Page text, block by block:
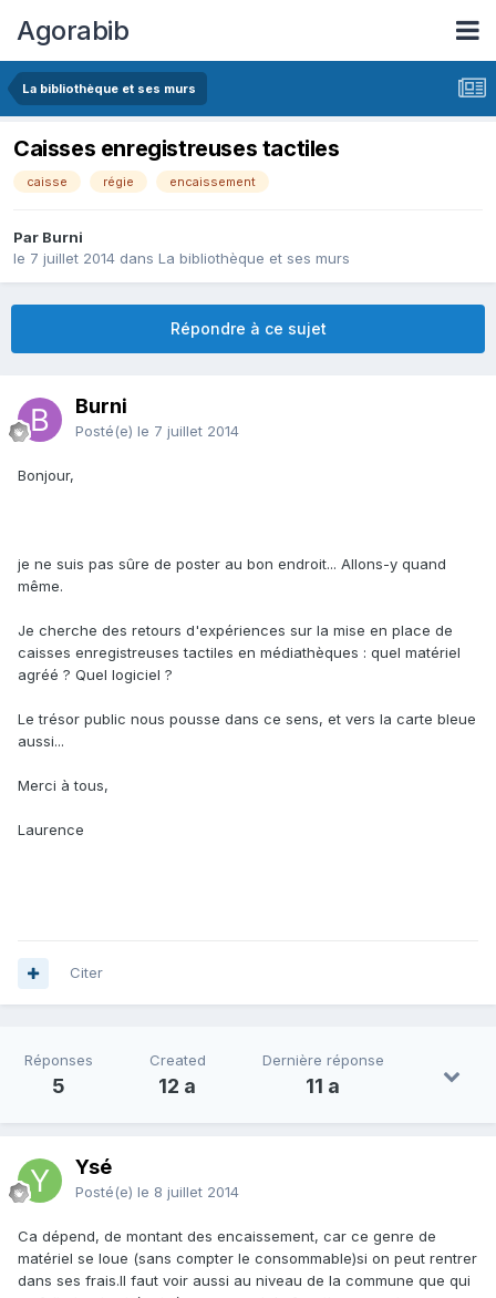
Agorabib
La bibliothèque et ses murs
Caisses enregistreuses tactiles
caisse régie encaissement
Par Burni
le 7 juillet 2014 dans La bibliothèque et ses murs
Répondre à ce sujet
Burni
Posté(e) le 7 juillet 2014
Bonjour,
je ne suis pas sûre de poster au bon endroit... Allons-y quand
même.
Je cherche des retours d'expériences sur la mise en place de
caisses enregistreuses tactiles en médiathèques : quel matériel
agréé ? Quel logiciel ?
Le trésor public nous pousse dans ce sens, et vers la carte bleue
aussi...
Merci à tous,
Laurence
Citer
Réponses
5
Created
12 a
Dernière réponse
11 a
Ysé
Posté(e) le 8 juillet 2014
Ca dépend, de montant des encaissement, car ce genre de
matériel se loue (sans compter le consommable)si on peut rentrer
dans ses frais.Il faut voir aussi au niveau de la commune que qui